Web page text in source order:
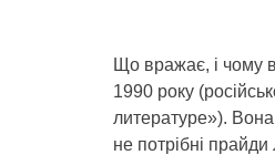
Що вражає, і чому
1990 року
литературе»). Вона
не потрібні